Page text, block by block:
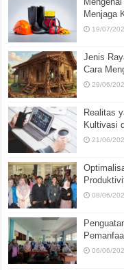
Menjaga
19/07/
Jenis
Cara
29/06/
Realitas
Kultivasi
21/06/
08/06/
06/06/